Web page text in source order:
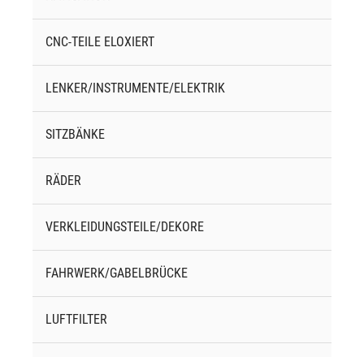
CNC-TEILE ELOXIERT
LENKER/INSTRUMENTE/ELEKTRIK
SITZBÄNKE
RÄDER
VERKLEIDUNGSTEILE/DEKORE
FAHRWERK/GABELBRÜCKE
LUFTFILTER